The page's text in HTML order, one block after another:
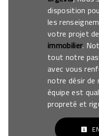
disposition
les
votre projet de
immobilier.
tout notre
avec vous
notre désir
équipe est
propreté et